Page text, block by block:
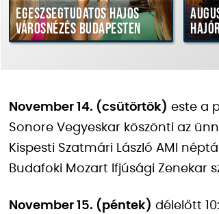
Egészségtudatos hajós
városnézés Budapesten
November 14. (csütörtök) este a
Sonore Vegyeskar köszönti az
Kispesti Szatmári László AMI
Budafoki Mozart Ifjúsági Zenekar
November 15. (péntek) délelőtt